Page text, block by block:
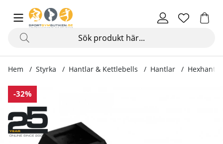
Hem Styrka Hantlar & Kettlebells Hantlar
-32%
Produktbilder Hexhantel gummi, 2 - 60 kg